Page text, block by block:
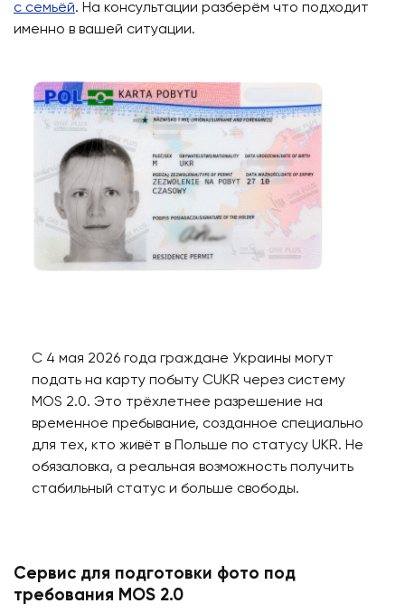
с семьёй. На консультации разберём что подходит
именно в вашей ситуации.
С 4 мая 2026 года граждане Украины могут
подать на карту побыту CUKR через систему
MOS 2.0. Это трёхлетнее разрешение на
временное пребывание, созданное специально
для тех, кто живёт в Польше по статусу UKR. Не
обязаловка, а реальная возможность получить
стабильный статус и больше свободы.
Сервис для подготовки фото под
требования MOS 2.0